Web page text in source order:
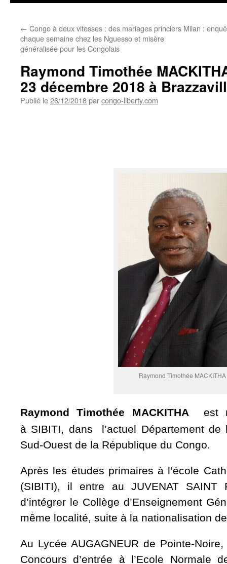
← Congo à deux vitesses : des mariages princiers
chaque semaine chez les Nguesso et misère
généralisée pour les Congolais
Milan :
Raymond Timothée
23 décembre 2018 à
Publié le26/12/2018parcongo-liberty.com
Raymond Timothée MACKITHA
Raymond Timothée MACKITHA est
à SIBITI, dans l’actuel Département de
Sud-Ouest de la République du Congo.
Après les études primaires à l’école
(SIBITI), il entre au JUVENAT SAINT
d’intégrer le Collège d’Enseignement
même localité, suite à la nationalisation
Au Lycée AUGAGNEUR de Pointe-
Concours d’entrée à l’Ecole Normale